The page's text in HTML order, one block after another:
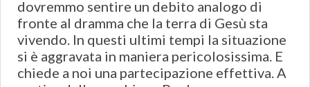
dovremmo sentire un debito analogo di
fronte al dramma che la terra di Gesù sta
vivendo. In questi ultimi tempi la situazione
si è aggravata in maniera pericolosissima. E
chiede a noi una partecipazione effettiva. A